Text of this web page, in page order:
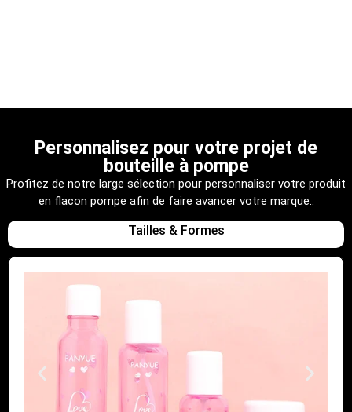
Personnalisez pour votre projet de
bouteille à pompe
Profitez de notre large sélection pour personnaliser votre produit
en flacon pompe afin de faire avancer votre marque..
Tailles & Formes